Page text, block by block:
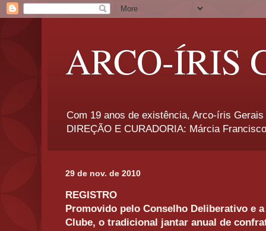
ARCO-ÍRIS
Com 19 anos de existência, Arco-íris
DIREÇÃO E CURADORIA: Márcia
29 de nov. de 2010
REGISTRO
Promovido pelo Conselho Deliberativo e
Clube, o tradicional jantar anual de